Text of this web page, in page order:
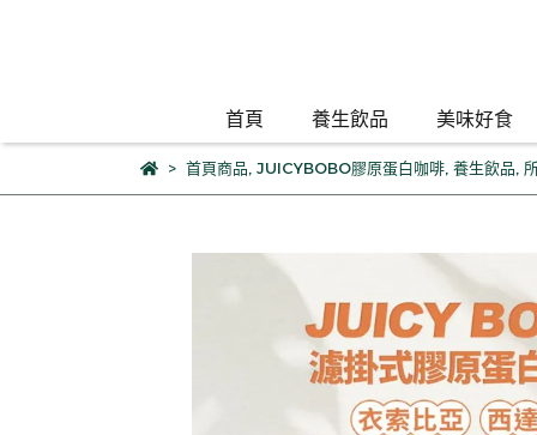
首頁 養生飲品 美味好食
首頁商品, JUICYBOBO膠原蛋白咖啡, 養生飲品,